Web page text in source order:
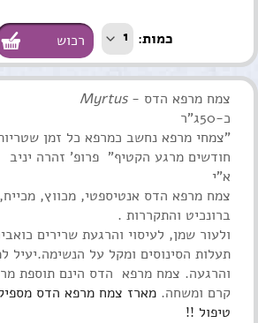
כמות: 1
צמח מרפא הדס -Myrtus
כ-50ג"ר
"צמחי מרפא נחשב כמרפא כל זמן
חודשים מרגע הקטיף" פרופ' זהרה
א"י
צמח מרפא הדס אנטיספטי, מכווץ,
ברונכיט
ולעור שמן, לעיסוי והרגעת שרירים
תעלות הסינוסים ומקל על הנשימה.יעיל
והרגעה. צמח מרפא הדס הינם תוספת
קרם ומשחה.
טיפול !!